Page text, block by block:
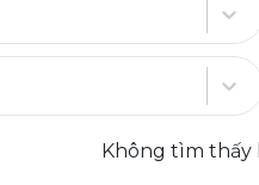
Không tìm thấy